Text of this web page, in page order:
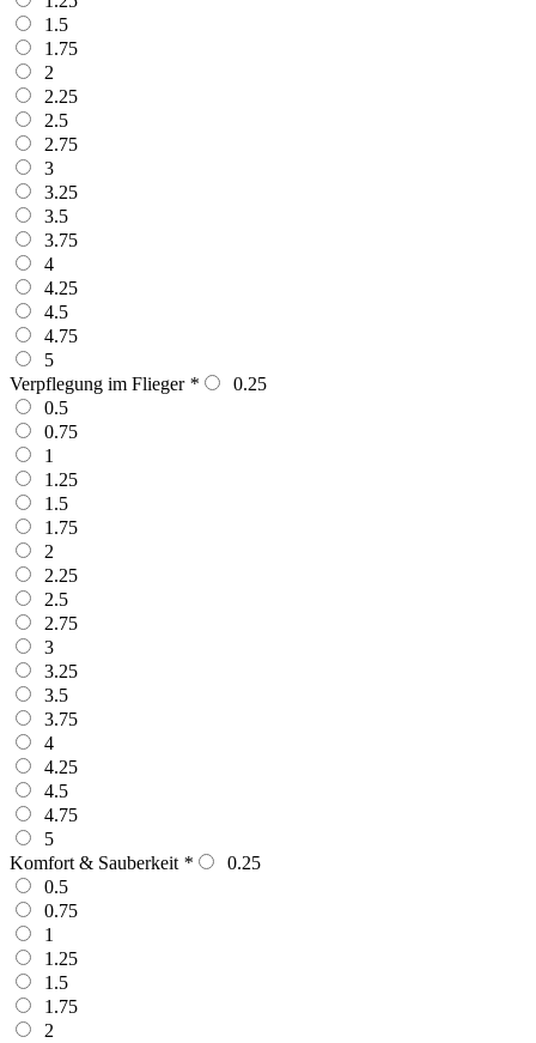
1.5
1.75
2
2.25
2.5
2.75
3
3.25
3.5
3.75
4
4.25
4.5
4.75
5
Verpflegung im Flieger *
0.25
0.5
0.75
1
1.25
1.5
1.75
2
2.25
2.5
2.75
3
3.25
3.5
3.75
4
4.25
4.5
4.75
5
Komfort & Sauberkeit *
0.25
0.5
0.75
1
1.25
1.5
1.75
2